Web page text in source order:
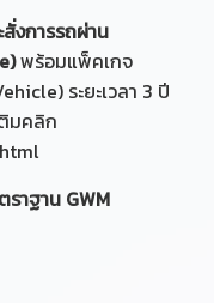
งการรถผ่าน
พร้อมแพ็คเกจ
ระยะเวลา 3 ปี
มคลิก
าฐาน GWM